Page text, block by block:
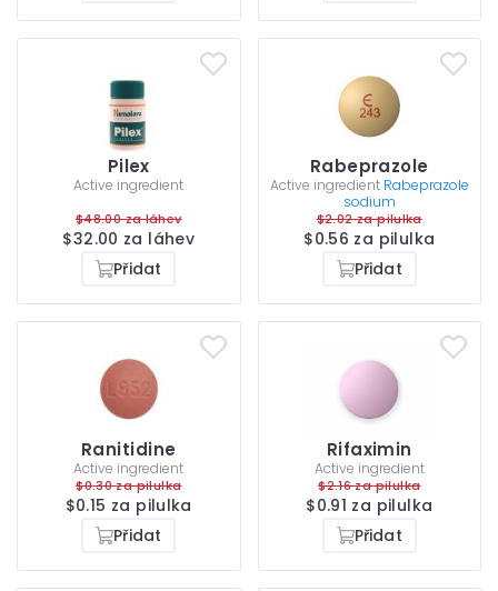
Pilex
Active ingredient
$48.00 za láhev
$32.00 za láhev
Přidat
Rabeprazole
Active ingredient Rabeprazole
sodium
$2.02 za pilulka
$0.56 za pilulka
Přidat
Ranitidine
Active ingredient
$0.30 za pilulka
$0.15 za pilulka
Přidat
Rifaximin
Active ingredient
$2.16 za pilulka
$0.91 za pilulka
Přidat